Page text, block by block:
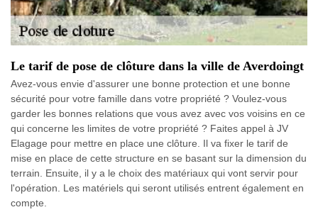
Le tarif de pose de clôture dans la ville de Averdoingt
Avez-vous envie d'assurer une bonne protection et une bonne
sécurité pour votre famille dans votre propriété ? Voulez-vous
garder les bonnes relations que vous avez avec vos voisins en ce
qui concerne les limites de votre propriété ? Faites appel à JV
Elagage pour mettre en place une clôture. Il va fixer le tarif de
mise en place de cette structure en se basant sur la dimension du
terrain. Ensuite, il y a le choix des matériaux qui vont servir pour
l'opération. Les matériels qui seront utilisés entrent également en
compte.